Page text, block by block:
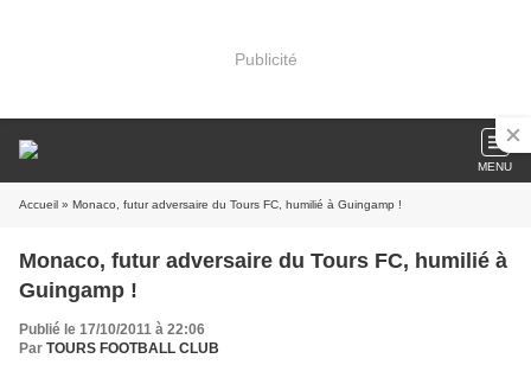
Publicité
MENU
Accueil » Monaco, futur adversaire du Tours FC, humilié à Guingamp !
Monaco, futur adversaire du Tours FC, humilié à
Guingamp !
Publié le 17/10/2011 à 22:06
Par TOURS FOOTBALL CLUB